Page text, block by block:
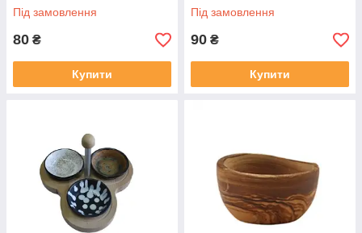
Під замовлення
80 ₴
Купити
Під замовлення
90 ₴
Купити